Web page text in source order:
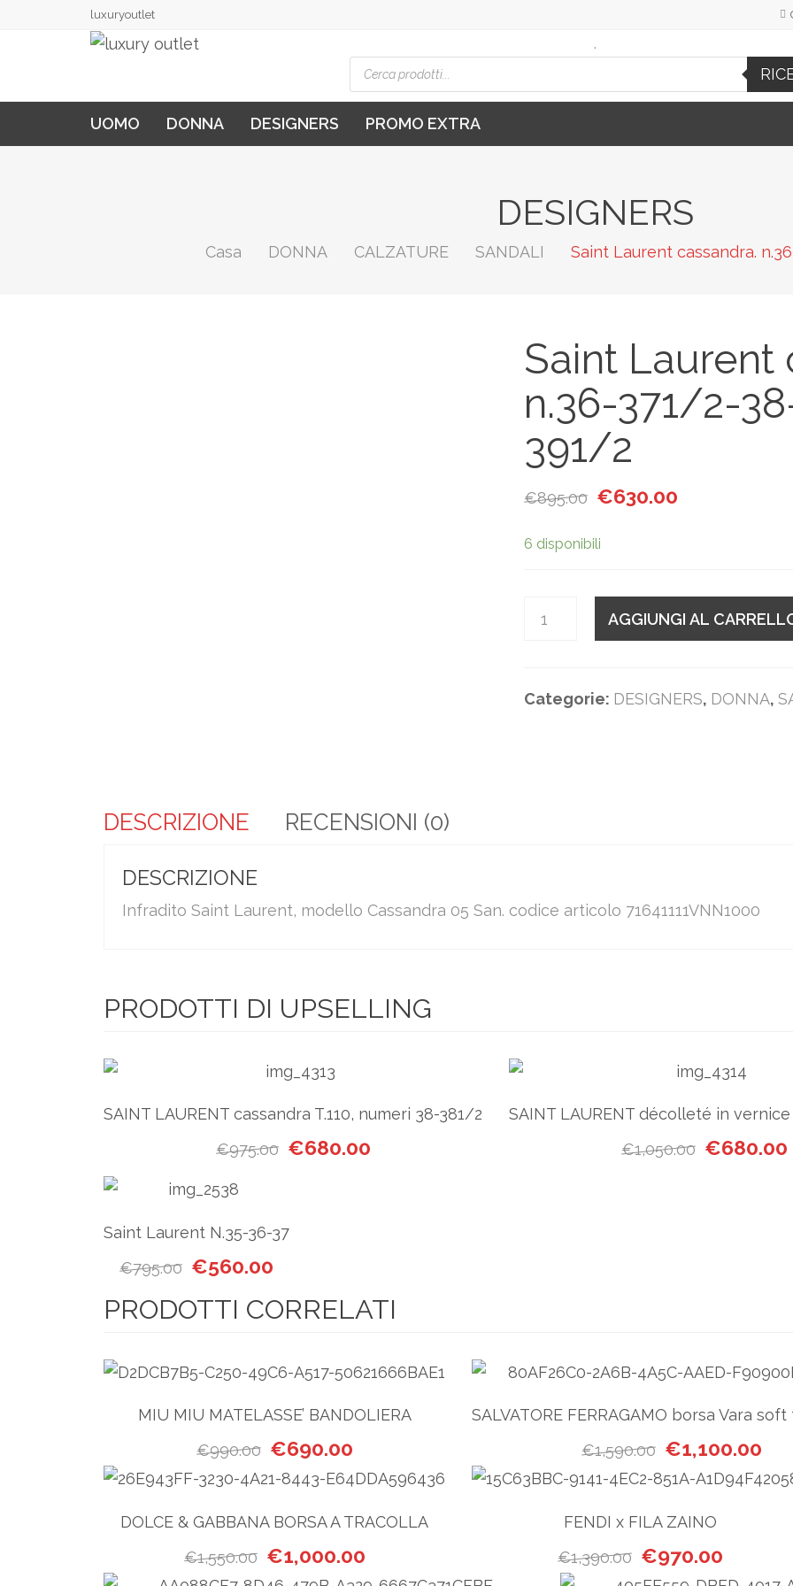
luxuryoutlet
.
Products
search
UOMO DONNA DESIGNERS PROMO EXTRA
DESIGNERS
Casa DONNA CALZATURE SANDALI Saint Laurent cassandra.
Saint Laurent
n.36-371/2-
391/2
€895.00 Il prezzo originale era:
€630.00
6 disponibili
Quantità AGGIUNGI AL
Categorie: DESIGNERS, DONNA,
DESCRIZIONE RECENSIONI (0)
DESCRIZIONE
Infradito Saint Laurent, modello Cassandra 05 San. codice articolo 71641111VNN1000
PRODOTTI DI UPSELLING
SAINT LAURENT cassandra T.110, numeri 38-381/2
€975.00 Il prezzo originale era: €975.00.
€680.00Il prezzo attuale è: €680.00.
SAINT LAURENT décolleté in
€1,050.00 Il prezzo
€680.00
Saint Laurent N.35-36-37
€795.00 Il prezzo originale era: €795.00.
€560.00
PRODOTTI CORRELATI
MIU MIU MATELASSE’ BANDOLIERA
€990.00 Il prezzo originale era: €990.00.
€690.00Il prezzo attuale è: €690.00.
SALVATORE FERRAGAMO borsa Vara
€1,590.00 Il prezzo
€1,100.00
DOLCE & GABBANA BORSA A TRACOLLA
€1,550.00 Il prezzo originale era: €1,550.00.
€1,000.00Il prezzo attuale è: €1,000.00.
FENDI x FILA ZAINO
€1,390.00 Il prezzo originale
€970.00